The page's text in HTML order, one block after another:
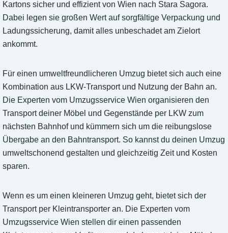
Kartons sicher und effizient von Wien nach Stara Sagora.
Dabei legen sie großen Wert auf sorgfältige Verpackung und
Ladungssicherung, damit alles unbeschadet am Zielort
ankommt.
Für einen umweltfreundlicheren Umzug bietet sich auch eine
Kombination aus LKW-Transport und Nutzung der Bahn an.
Die Experten vom Umzugsservice Wien organisieren den
Transport deiner Möbel und Gegenstände per LKW zum
nächsten Bahnhof und kümmern sich um die reibungslose
Übergabe an den Bahntransport. So kannst du deinen Umzug
umweltschonend gestalten und gleichzeitig Zeit und Kosten
sparen.
Wenn es um einen kleineren Umzug geht, bietet sich der
Transport per Kleintransporter an. Die Experten vom
Umzugsservice Wien stellen dir einen passenden